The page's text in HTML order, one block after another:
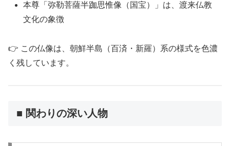
本尊「弥勒菩薩半跏思惟像（国宝）」は、渡来仏教
文化の象徴
👉 この仏像は、朝鮮半島（百済・新羅）系の様式を色濃
く残しています。
■ 関わりの深い人物